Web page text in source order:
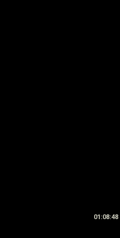
01:08:48